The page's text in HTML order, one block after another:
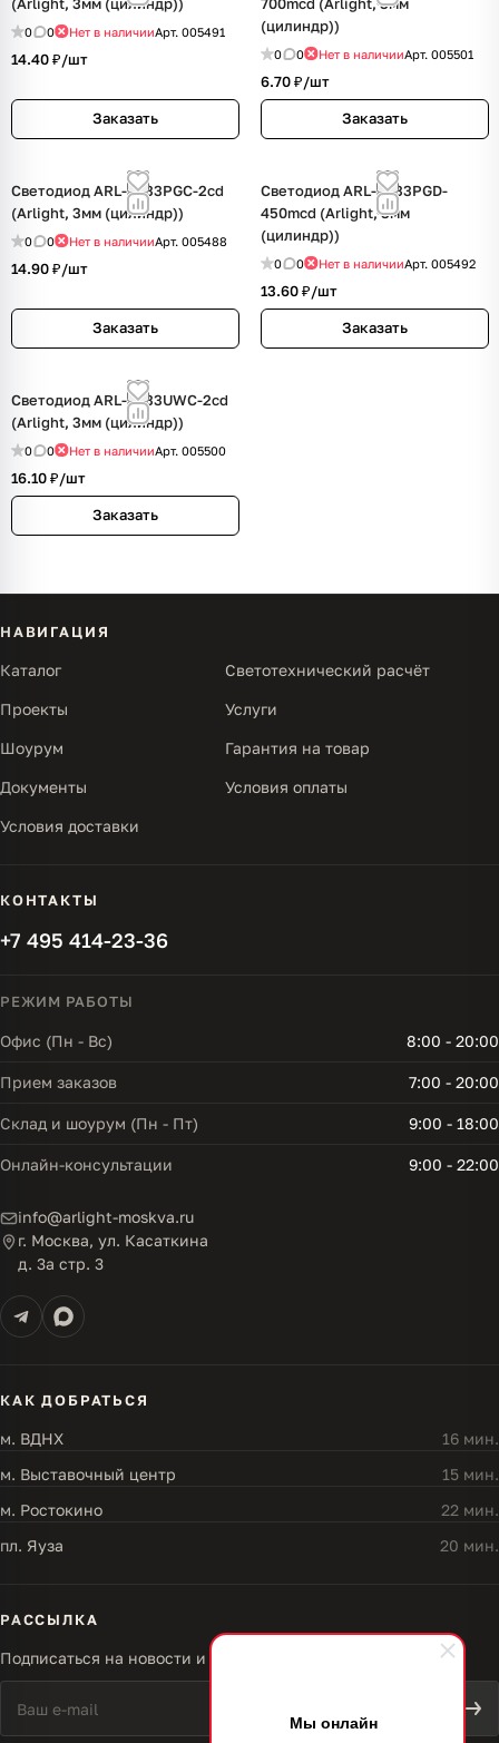
Мы онлайн
0 0 Нет в наличииАрт. 005491
14.40 ₽/шт
Заказать
(цилиндр))
0 0 Нет в наличииАрт. 005501
6.70 ₽/шт
Заказать
Светодиод ARL-3033PGC-2cd
(Arlight, 3мм (цилиндр))
0 0 Нет в наличииАрт. 005488
14.90 ₽/шт
Заказать
Светодиод ARL-3033PGD-
450mcd (Arlight, 3мм
(цилиндр))
0 0 Нет в наличииАрт. 005492
13.60 ₽/шт
Заказать
Светодиод ARL-3033UWC-2cd
(Arlight, 3мм (цилиндр))
0 0 Нет в наличииАрт. 005500
16.10 ₽/шт
Заказать
НАВИГАЦИЯ
Каталог Светотехнический расчёт
Проекты Услуги
Шоурум Гарантия на товар
Документы Условия оплаты
Условия доставки
КОНТАКТЫ
+7 495 414-23-36
РЕЖИМ РАБОТЫ
Офис (Пн - Вс) 8:00 - 20:00
Прием заказов 7:00 - 20:00
Склад и шоурум (Пн - Пт) 9:00 - 18:00
Онлайн-консультации 9:00 - 22:00
info@arlight-moskva.ru
г. Москва, ул. Касаткина
д. 3а стр. 3
КАК ДОБРАТЬСЯ
м. ВДНХ
16 мин.
м. Выставочный центр
15 мин.
м. Ростокино
22 мин.
пл. Яуза
20 мин.
РАССЫЛКА
Подписаться на новости и акции